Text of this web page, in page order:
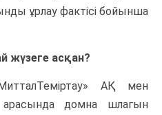
ұрлау фактісі бойынша
жүзеге асқан?
АҚ мен
домна шлагын